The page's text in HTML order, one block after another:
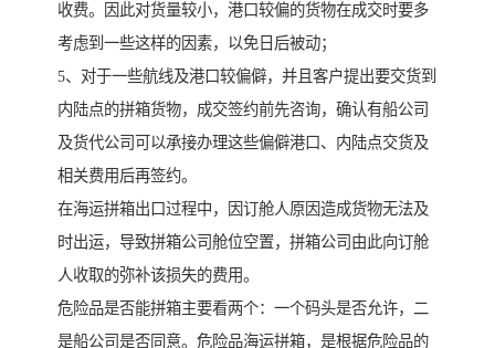
收费。因此对货量较小，港口较偏的货物在成交时要多
考虑到一些这样的因素，以免日后被动；
5、对于一些航线及港口较偏僻，并且客户提出要交货到
内陆点的拼箱货物，成交签约前先咨询，确认有船公司
及货代公司可以承接办理这些偏僻港口、内陆点交货及
相关费用后再签约。
在海运拼箱出口过程中，因订舱人原因造成货物无法及
时出运，导致拼箱公司舱位空置，拼箱公司由此向订舱
人收取的弥补该损失的费用。
危险品是否能拼箱主要看两个：一个码头是否允许，二
是船公司是否同意。危险品海运拼箱，是根据危险品的